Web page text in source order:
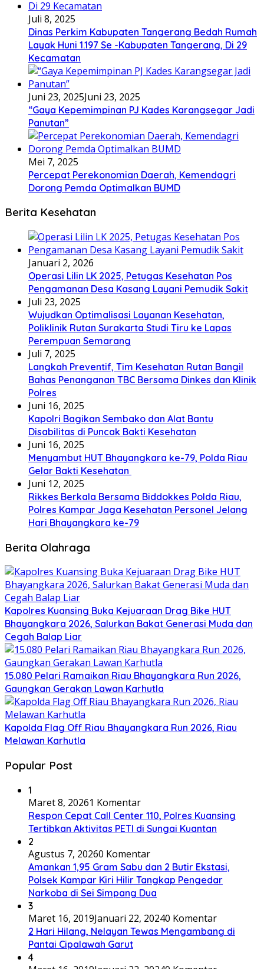
Juli 8, 2025
Dinas Perkim Kabupaten Tangerang Bedah Rumah
Layak Huni 1.197 Se -Kabupaten Tangerang, Di 29
Kecamatan
Juni 23, 2025Juni 23, 2025
“Gaya Kepemimpinan PJ Kades Karangsegar Jadi
Panutan”
Mei 7, 2025
Percepat Perekonomian Daerah, Kemendagri
Dorong Pemda Optimalkan BUMD
Berita Kesehatan
Januari 2, 2026
Operasi Lilin LK 2025, Petugas Kesehatan Pos
Pengamanan Desa Kasang Layani Pemudik Sakit
Juli 23, 2025
Wujudkan Optimalisasi Layanan Kesehatan,
Poliklinik Rutan Surakarta Studi Tiru ke Lapas
Perempuan Semarang
Juli 7, 2025
Langkah Preventif, Tim Kesehatan Rutan Bangil
Bahas Penanganan TBC Bersama Dinkes dan Klinik
Polres
Juni 16, 2025
Kapolri Bagikan Sembako dan Alat Bantu
Disabilitas di Puncak Bakti Kesehatan
Juni 16, 2025
Menyambut HUT Bhayangkara ke-79, Polda Riau
Gelar Bakti Kesehatan
Juni 12, 2025
Rikkes Berkala Bersama Biddokkes Polda Riau,
Polres Kampar Jaga Kesehatan Personel Jelang
Hari Bhayangkara ke-79
Berita Olahraga
Kapolres Kuansing Buka Kejuaraan Drag Bike HUT
Bhayangkara 2026, Salurkan Bakat Generasi Muda dan
Cegah Balap Liar
15.080 Pelari Ramaikan Riau Bhayangkara Run 2026,
Gaungkan Gerakan Lawan Karhutla
Kapolda Flag Off Riau Bhayangkara Run 2026, Riau
Melawan Karhutla
Popular Post
1
Maret 8, 20261 Komentar
Respon Cepat Call Center 110, Polres Kuansing
Tertibkan Aktivitas PETI di Sungai Kuantan
2
Agustus 7, 20260 Komentar
Amankan 1,95 Gram Sabu dan 2 Butir Ekstasi,
Polsek Kampar Kiri Hilir Tangkap Pengedar
Narkoba di Sei Simpang Dua
3
Maret 16, 2019Januari 22, 20240 Komentar
2 Hari Hilang, Nelayan Tewas Mengambang di
Pantai Cipalawah Garut
4